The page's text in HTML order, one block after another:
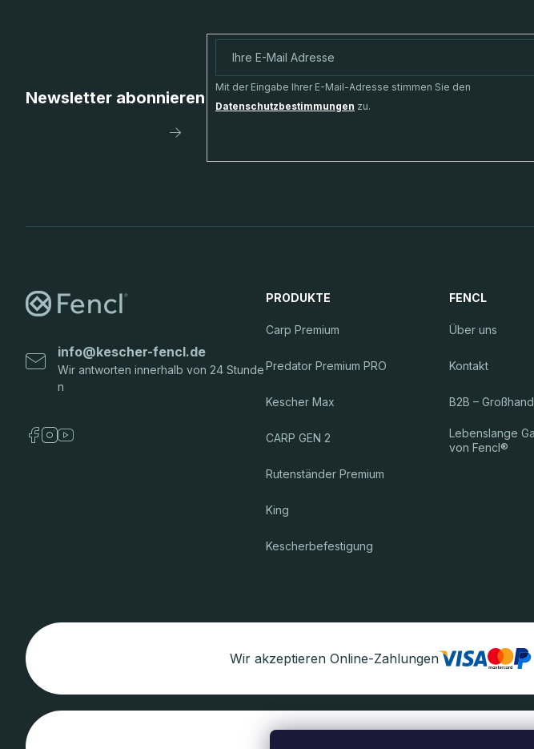
Newsletter abonnieren
Mit der Eingabe Ihrer E-Mail-Adresse stimmen Sie den
Datenschutzbestimmungen zu.
Anmelden
info@kescher-fencl.de
PRODUKTE
Carp Premium
Predator Premium PRO
Kescher Max
CARP GEN 2
Rutenständer Premium
King
Kescherbefestigung
FENCL
Über uns
Kontakt
B2B –
Lebenslange
von Fencl®
Wir akzeptieren Online-Zahlungen